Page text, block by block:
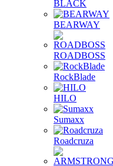
BLACK
BEARWAY
ROADBOSS
RockBlade
HILO
Sumaxx
Roadcruza